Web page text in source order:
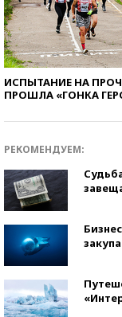
ИСПЫТАНИЕ НА
ПРОШЛА «ГОНКА
РЕКОМЕНДУЕМ: